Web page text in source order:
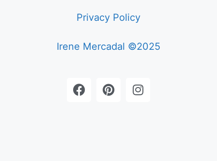
Privacy Policy
Irene Mercadal ©2025